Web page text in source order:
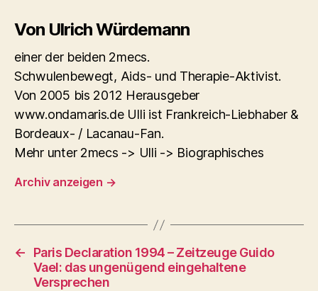
Von Ulrich Würdemann
einer der beiden 2mecs.
Schwulenbewegt, Aids- und Therapie-Aktivist.
Von 2005 bis 2012 Herausgeber
www.ondamaris.de Ulli ist Frankreich-Liebhaber &
Bordeaux- / Lacanau-Fan.
Mehr unter 2mecs -> Ulli -> Biographisches
Archiv anzeigen →
←
Paris Declaration 1994 – Zeitzeuge Guido
Vael: das ungenügend eingehaltene
Versprechen